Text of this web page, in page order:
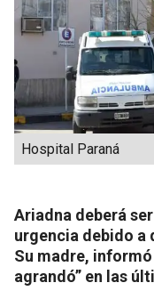
Hospital Paraná
Ariadna deberá
urgencia debido a
Su madre, informó
agrandó” en las